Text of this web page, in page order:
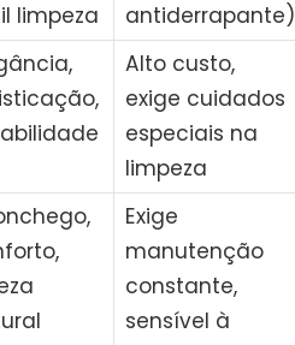
limpeza
antiderrapante)
Alto custo,
exige cuidados
especiais na
limpeza
Exige
manutenção
constante,
sensível à